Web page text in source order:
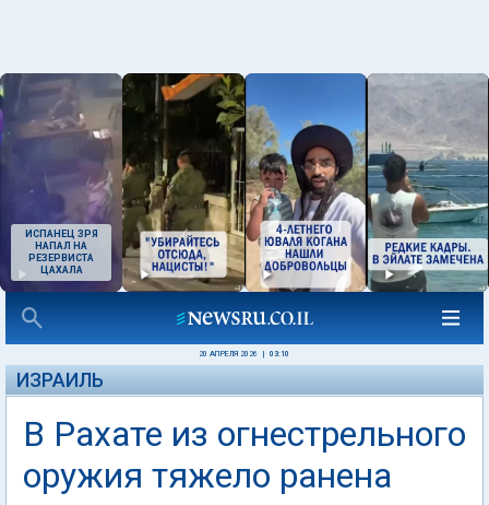
ИСПАНЕЦ ЗРЯ
НАПАЛ НА
РЕЗЕРВИСТА
ЦАХАЛА
20 АПРЕЛЯ 2026 03:10
ИЗРАИЛЬ
В Рахате из огнестрельного
оружия тяжело ранена